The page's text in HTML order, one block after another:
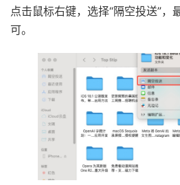
点击鼠标右键，选择“隔空投送”，
可。